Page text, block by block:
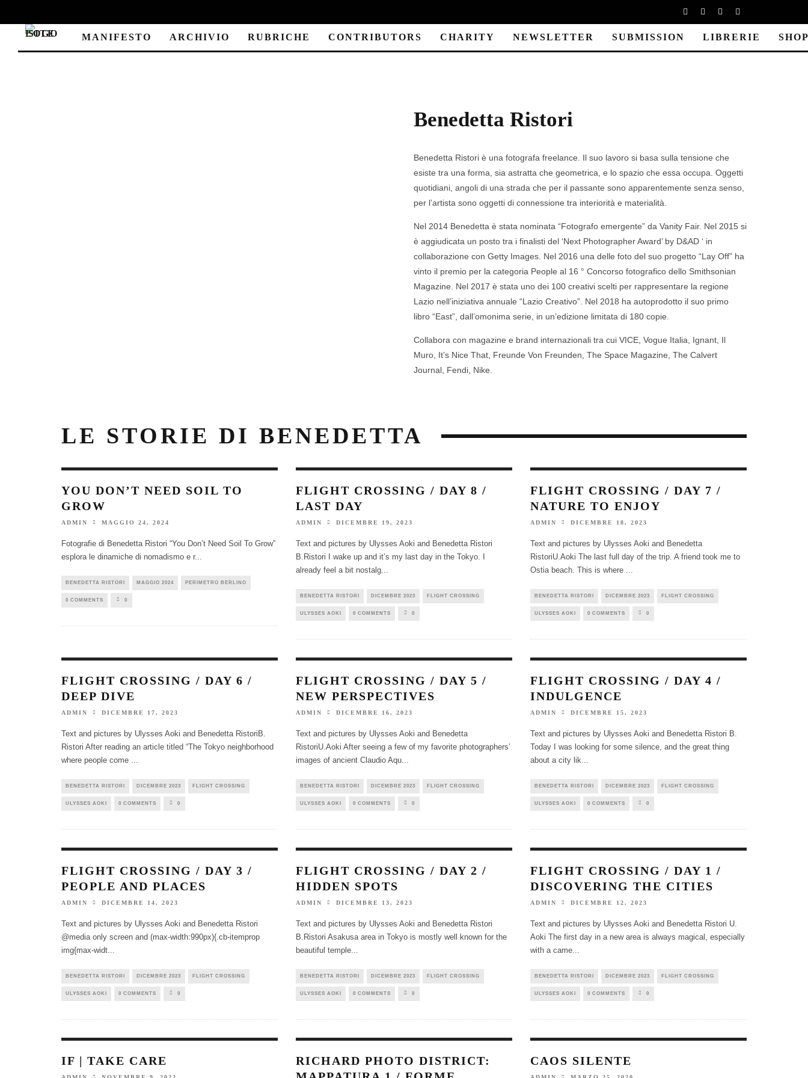
MANIFESTO ARCHIVIO RUBRICHE CONTRIBUTORS CHARITY NEWSLETTER SUBMISSION LIBRERIE
Benedetta Ristori
Benedetta Ristori è una fotografa freelance. Il suo lavoro si basa sulla tensione che
esiste tra una forma, sia astratta che geometrica, e lo spazio che essa occupa. Oggetti
quotidiani, angoli di una strada che per il passante sono apparentemente senza senso,
per l’artista sono oggetti di connessione tra interiorità e materialità.
Nel 2014 Benedetta è stata nominata “Fotografo emergente” da Vanity Fair. Nel 2015 si
è aggiudicata un posto tra i finalisti del ‘Next Photographer Award’ by D&AD ‘ in
collaborazione con Getty Images. Nel 2016 una delle foto del suo progetto “Lay Off” ha
vinto il premio per la categoria People al 16 ° Concorso fotografico dello Smithsonian
Magazine. Nel 2017 è stata uno dei 100 creativi scelti per rappresentare la regione
Lazio nell’iniziativa annuale “Lazio Creativo”. Nel 2018 ha autoprodotto il suo primo
libro “East”, dall’omonima serie, in un’edizione limitata di 180 copie.
Collabora con magazine e brand internazionali tra cui VICE, Vogue Italia, Ignant, Il
Muro, It’s Nice That, Freunde Von Freunden, The Space Magazine, The Calvert
Journal, Fendi, Nike.
LE STORIE DI BENEDETTA
YOU DON’T NEED SOIL TO
GROW
ADMIN MAGGIO 24, 2024
Fotografie di Benedetta Ristori “You Don’t Need Soil To Grow”
esplora le dinamiche di nomadismo e r...
BENEDETTA RISTORI MAGGIO 2024 PERIMETRO BERLINO
0 COMMENTS 0
FLIGHT CROSSING / DAY 8 /
LAST DAY
ADMIN DICEMBRE 19, 2023
Text and pictures by Ulysses Aoki and Benedetta Ristori
B.Ristori I wake up and it’s my last day in the Tokyo. I
already feel a bit nostalg...
BENEDETTA RISTORI DICEMBRE 2023 FLIGHT CROSSING
ULYSSES AOKI 0 COMMENTS 0
FLIGHT CROSSING / DAY 7 /
NATURE TO ENJOY
ADMIN DICEMBRE 18, 2023
Text and pictures by Ulysses Aoki and Benedetta
RistoriU.Aoki The last full day of the trip. A friend took me to
Ostia beach. This is where ...
BENEDETTA RISTORI DICEMBRE 2023 FLIGHT CROSSING
ULYSSES AOKI 0 COMMENTS 0
FLIGHT CROSSING / DAY 6 /
DEEP DIVE
ADMIN DICEMBRE 17, 2023
Text and pictures by Ulysses Aoki and Benedetta RistoriB.
Ristori After reading an article titled “The Tokyo neighborhood
where people come ...
BENEDETTA RISTORI DICEMBRE 2023 FLIGHT CROSSING
ULYSSES AOKI 0 COMMENTS 0
FLIGHT CROSSING / DAY 5 /
NEW PERSPECTIVES
ADMIN DICEMBRE 16, 2023
Text and pictures by Ulysses Aoki and Benedetta
RistoriU.Aoki After seeing a few of my favorite photographers’
images of ancient Claudio Aqu...
BENEDETTA RISTORI DICEMBRE 2023 FLIGHT CROSSING
ULYSSES AOKI 0 COMMENTS 0
FLIGHT CROSSING / DAY 4 /
INDULGENCE
ADMIN DICEMBRE 15, 2023
Text and pictures by Ulysses Aoki and Benedetta Ristori B.
Today I was looking for some silence, and the great thing
about a city lik...
BENEDETTA RISTORI DICEMBRE 2023 FLIGHT CROSSING
ULYSSES AOKI 0 COMMENTS 0
FLIGHT CROSSING / DAY 3 /
PEOPLE AND PLACES
ADMIN DICEMBRE 14, 2023
Text and pictures by Ulysses Aoki and Benedetta Ristori
@media only screen and (max-width:990px){.cb-itemprop
img{max-widt...
BENEDETTA RISTORI DICEMBRE 2023 FLIGHT CROSSING
ULYSSES AOKI 0 COMMENTS 0
FLIGHT CROSSING / DAY 2 /
HIDDEN SPOTS
ADMIN DICEMBRE 13, 2023
Text and pictures by Ulysses Aoki and Benedetta Ristori
B.Ristori Asakusa area in Tokyo is mostly well known for the
beautiful temple...
BENEDETTA RISTORI DICEMBRE 2023 FLIGHT CROSSING
ULYSSES AOKI 0 COMMENTS 0
FLIGHT CROSSING / DAY 1 /
DISCOVERING THE CITIES
ADMIN DICEMBRE 12, 2023
Text and pictures by Ulysses Aoki and Benedetta Ristori U.
Aoki The first day in a new area is always magical, especially
with a came...
BENEDETTA RISTORI DICEMBRE 2023 FLIGHT CROSSING
ULYSSES AOKI 0 COMMENTS 0
IF | TAKE CARE
RICHARD PHOTO DISTRICT:
CAOS SILENTE